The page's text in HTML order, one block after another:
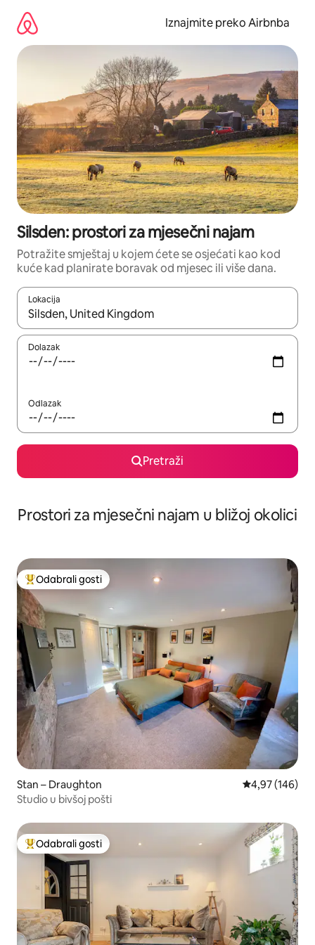
sadržaj
Iznajmite preko Airbnba
Silsden: prostori za mjesečni najam
Potražite smještaj u kojem ćete se osjećati kao kod
kuće kad planirate boravak od mjesec ili više dana.
Lokacija
Kada budu dostupni rezultati, moći ćete ih pregledati
Dolazak
Odlazak
Pretraži
Prostori za mjesečni najam u bližoj okolici
Među najviše rangiranima s oznakom „Odabrali gosti”
Odabrali gosti
Stan – Draughton Prosječna
4,97 (146)
Studio u bivšoj pošti
Među najviše rangiranima s oznakom „Odabrali gosti”
Odabrali gosti